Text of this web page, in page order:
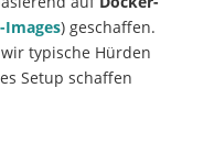
Images) geschaffen.
typische Hürden
Setup schaffen